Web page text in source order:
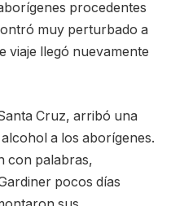
procedentes
muy perturbado a
viaje llegó nuevamente
Cruz, arribó una
a los aborígenes.
con palabras,
pocos días